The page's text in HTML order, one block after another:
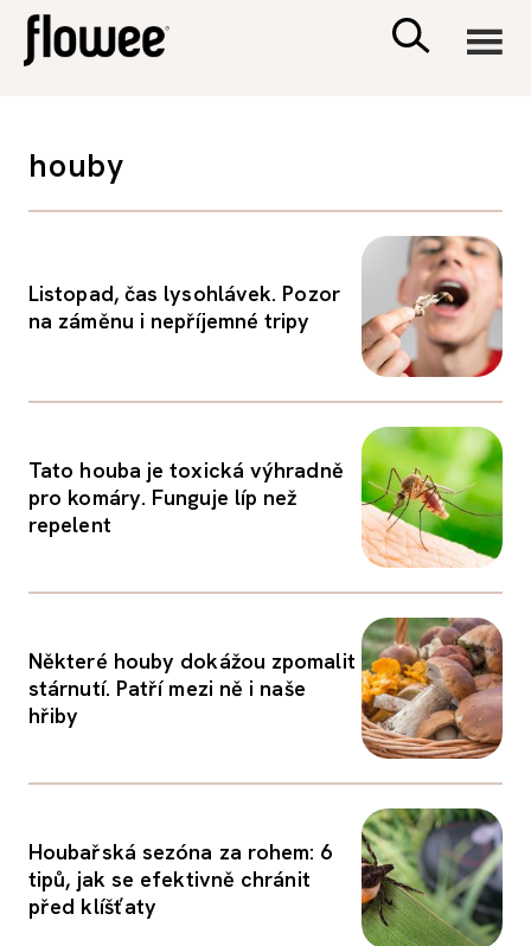
PORADNA
houby
Listopad, čas lysohlávek. Pozor
na záměnu i nepříjemné tripy
Tato houba je toxická výhradně
pro komáry. Funguje líp než
repelent
Některé houby dokážou zpomalit
stárnutí. Patří mezi ně i naše
hřiby
Houbařská sezóna za rohem: 6
tipů, jak se efektivně chránit
před klíšťaty